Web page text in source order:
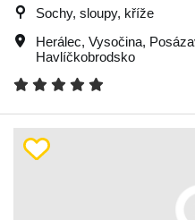
Sochy, sloupy, kříže
Herálec, Vysočina,
Havlíčkobrodsko